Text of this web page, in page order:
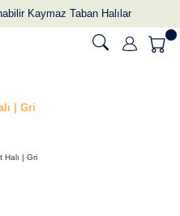
Kaymaz Taban Halılar
| Gri